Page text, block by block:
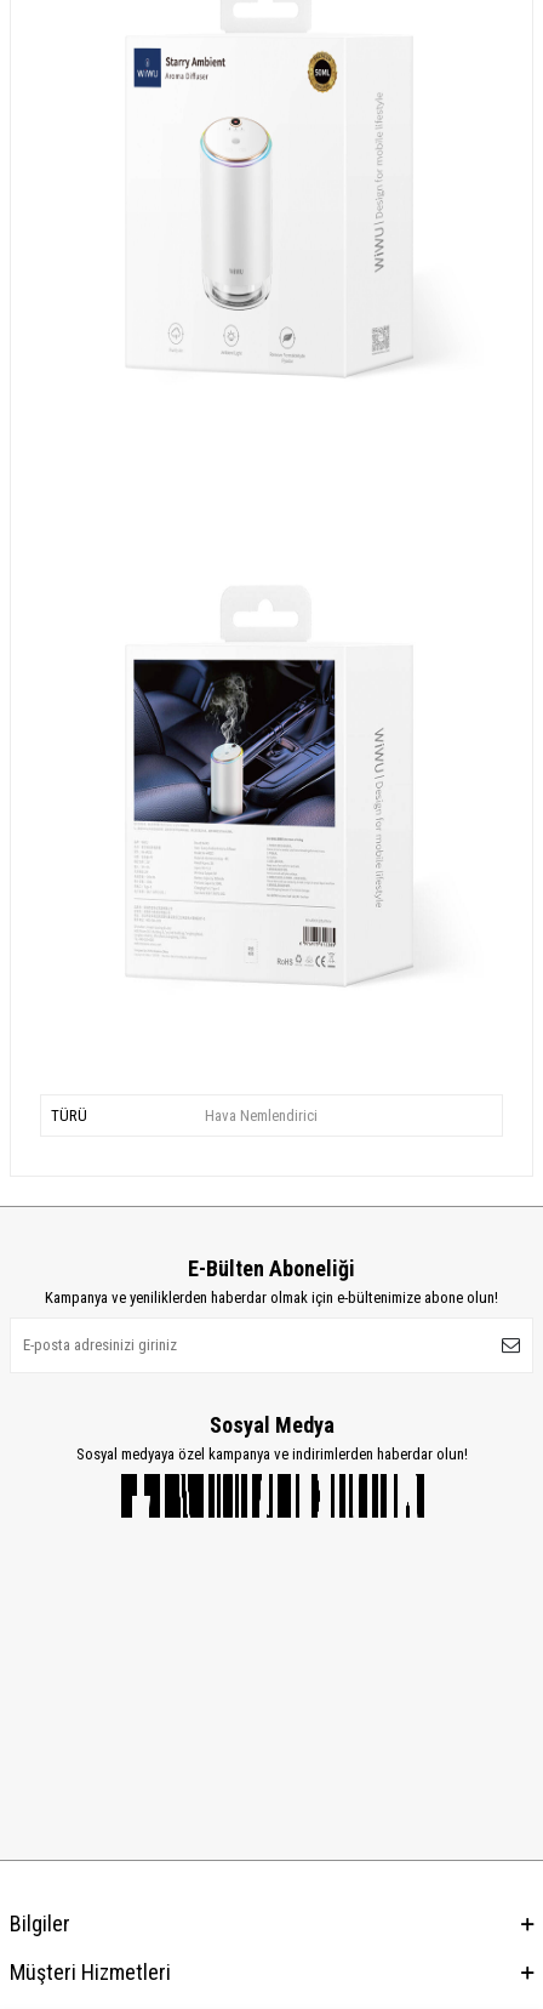
TÜRÜ Hava Nemlendirici
E-Bülten Aboneliği
Kampanya ve yeniliklerden haberdar olmak için e-bültenimize abone olun!
Sosyal Medya
Sosyal medyaya özel kampanya ve indirimlerden haberdar olun!
Bilgiler
Müşteri Hizmetleri